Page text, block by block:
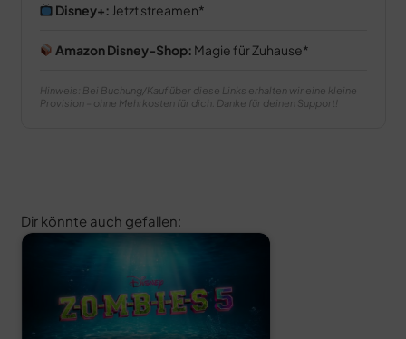
Disney+: Jetzt streamen
Amazon Disney-Shop: Magie für Zuhause
Hinweis: Bei Buchung/Kauf über diese Links erhalten wir eine kleine
Provision – ohne Mehrkosten für dich. Danke für deinen Support!
Dir könnte auch gefallen: